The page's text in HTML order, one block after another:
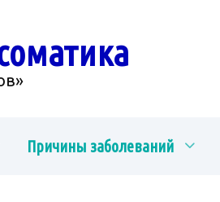
Причины заболеваний